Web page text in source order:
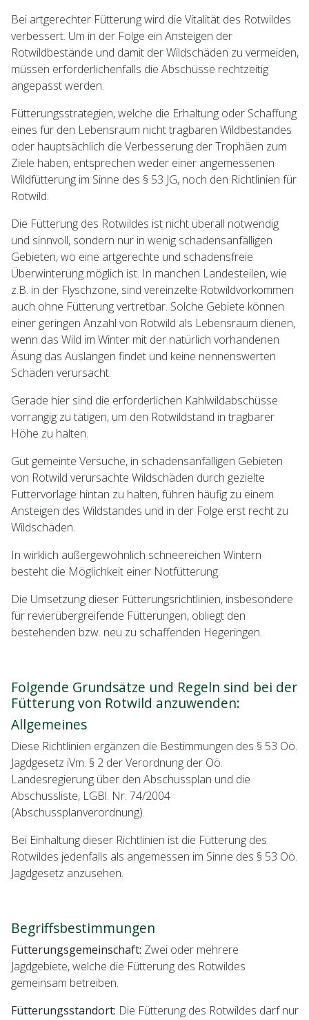
Bei artgerechter Fütterung wird die Vitalität des Rotwildes
verbessert. Um in der Folge ein Ansteigen der
Rotwildbestände und damit der Wildschäden zu vermeiden,
müssen erforderlichenfalls die Abschüsse rechtzeitig
angepasst werden.
Fütterungsstrategien, welche die Erhaltung oder Schaffung
eines für den Lebensraum nicht tragbaren Wildbestandes
oder hauptsächlich die Verbesserung der Trophäen zum
Ziele haben, entsprechen weder einer angemessenen
Wildfütterung im Sinne des § 53 JG, noch den Richtlinien für
Rotwild.
Die Fütterung des Rotwildes ist nicht überall notwendig
und sinnvoll, sondern nur in wenig schadensanfälligen
Gebieten, wo eine artgerechte und schadensfreie
Überwinterung möglich ist. In manchen Landesteilen, wie
z.B. in der Flyschzone, sind vereinzelte Rotwildvorkommen
auch ohne Fütterung vertretbar. Solche Gebiete können
einer geringen Anzahl von Rotwild als Lebensraum dienen,
wenn das Wild im Winter mit der natürlich vorhandenen
Äsung das Auslangen findet und keine nennenswerten
Schäden verursacht.
Gerade hier sind die erforderlichen Kahlwildabschüsse
vorrangig zu tätigen, um den Rotwildstand in tragbarer
Höhe zu halten.
Gut gemeinte Versuche, in schadensanfälligen Gebieten
von Rotwild verursachte Wildschäden durch gezielte
Futtervorlage hintan zu halten, führen häufig zu einem
Ansteigen des Wildstandes und in der Folge erst recht zu
Wildschäden.
In wirklich außergewöhnlich schneereichen Wintern
besteht die Möglichkeit einer Notfütterung.
Die Umsetzung dieser Fütterungsrichtlinien, insbesondere
für revierübergreifende Fütterungen, obliegt den
bestehenden bzw. neu zu schaffenden Hegeringen.
Folgende Grundsätze und Regeln sind bei der
Fütterung von Rotwild anzuwenden:
Allgemeines
Diese Richtlinien ergänzen die Bestimmungen des § 53 Oö.
Jagdgesetz iVm. § 2 der Verordnung der Oö.
Landesregierung über den Abschussplan und die
Abschussliste, LGBl. Nr. 74/2004
(Abschussplanverordnung).
Bei Einhaltung dieser Richtlinien ist die Fütterung des
Rotwildes jedenfalls als angemessen im Sinne des § 53 Oö.
Jagdgesetz anzusehen.
Begriffsbestimmungen
Fütterungsgemeinschaft: Zwei oder mehrere
Jagdgebiete, welche die Fütterung des Rotwildes
gemeinsam betreiben.
Fütterungsstandort: Die Fütterung des Rotwildes darf nur